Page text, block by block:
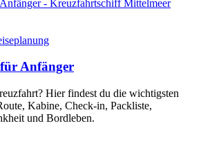
Anfänger
Hier findest du die wichtigsten
Kabine, Check-in, Packliste,
und Bordleben.